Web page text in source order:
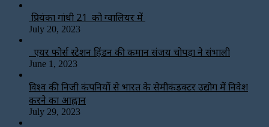
प्रियंका गांधी 21 को ग्वालियर में
July 20, 2023
एयर फोर्स स्टेशन हिंडन की कमान संजय चोपड़ा ने संभाली
June 1, 2023
विश्‍व की निजी कंपनियों से भारत के सेमीकंडक्टर उद्योग में निवेश
करने का आह्वान
July 29, 2023